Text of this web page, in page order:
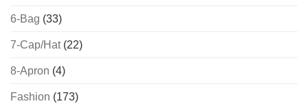
6-Bag (33)
7-Cap/Hat(22)
8-Apron (4)
Fashion (173)